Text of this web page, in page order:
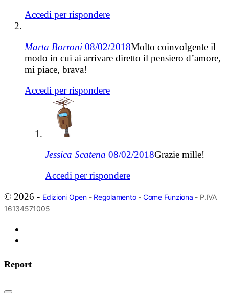
Accedi per rispondere
Marta Borroni 08/02/2018Molto coinvolgente il
modo in cui ai arrivare diretto il pensiero d’amore,
mi piace, brava!
Accedi per rispondere
Jessica Scatena 08/02/2018Grazie mille!
Accedi per rispondere
© 2026 - Edizioni Open- Regolamento- Come Funziona - P.IVA
16134571005
Report